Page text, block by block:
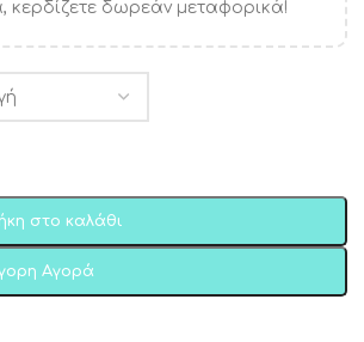
κερδίζετε δωρεάν μεταφορικά!
στο καλάθι
Αγορά